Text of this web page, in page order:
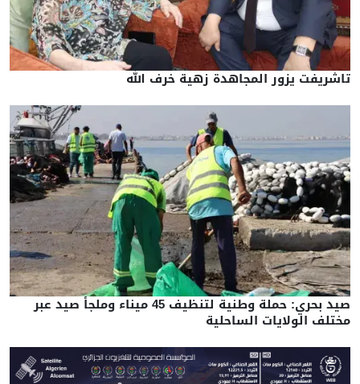
تاشريفت يزور المجاهدة زهية خرف الله
صيد بحري: حملة وطنية لتنظيف 45 ميناء وملجأ صيد عبر
مختلف الولايات الساحلية